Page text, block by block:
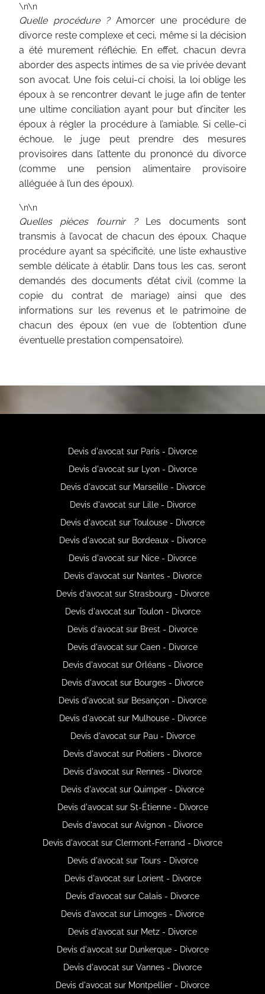
\n\n
Quelle procédure ?Amorcer une procédure de
divorce reste complexe et ceci, même si la décision
a été murement réfléchie. En effet, chacun devra
aborder des aspects intimes de sa vie privée devant
son avocat. Une fois celui-ci choisi, la loi oblige les
époux à se rencontrer devant le juge afin de tenter
une ultime conciliation ayant pour but d’inciter les
époux à régler la procédure à l’amiable. Si celle-ci
échoue, le juge peut prendre des mesures
provisoires dans l’attente du prononcé du divorce
(comme une pension alimentaire provisoire
alléguée à l’un des époux).
\n\n
Quelles pièces fournir ?Les documents sont
transmis à l’avocat de chacun des époux. Chaque
procédure ayant sa spécificité, une liste exhaustive
semble délicate à établir. Dans tous les cas, seront
demandés des documents d’état civil (comme la
copie du contrat de mariage) ainsi que des
informations sur les revenus et le patrimoine de
chacun des époux (en vue de l’obtention d’une
éventuelle prestation compensatoire).
Devis d'avocat sur Paris - Divorce
Devis d'avocat sur Lyon - Divorce
Devis d'avocat sur Marseille - Divorce
Devis d'avocat sur Lille - Divorce
Devis d'avocat sur Toulouse - Divorce
Devis d'avocat sur Bordeaux - Divorce
Devis d'avocat sur Nice - Divorce
Devis d'avocat sur Nantes - Divorce
Devis d'avocat sur Strasbourg - Divorce
Devis d'avocat sur Toulon - Divorce
Devis d'avocat sur Brest - Divorce
Devis d'avocat sur Caen - Divorce
Devis d'avocat sur Orléans - Divorce
Devis d'avocat sur Bourges - Divorce
Devis d'avocat sur Besançon - Divorce
Devis d'avocat sur Mulhouse - Divorce
Devis d'avocat sur Pau - Divorce
Devis d'avocat sur Poitiers - Divorce
Devis d'avocat sur Rennes - Divorce
Devis d'avocat sur Quimper - Divorce
Devis d'avocat sur St-Étienne - Divorce
Devis d'avocat sur Avignon - Divorce
Devis d'avocat sur Clermont-Ferrand - Divorce
Devis d'avocat sur Tours - Divorce
Devis d'avocat sur Lorient - Divorce
Devis d'avocat sur Calais - Divorce
Devis d'avocat sur Limoges - Divorce
Devis d'avocat sur Metz - Divorce
Devis d'avocat sur Dunkerque - Divorce
Devis d'avocat sur Vannes - Divorce
Devis d'avocat sur Montpellier - Divorce